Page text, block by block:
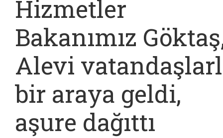
Hizmetler
Bakanımız
Alevi
bir araya geldi,
aşure dağıttı